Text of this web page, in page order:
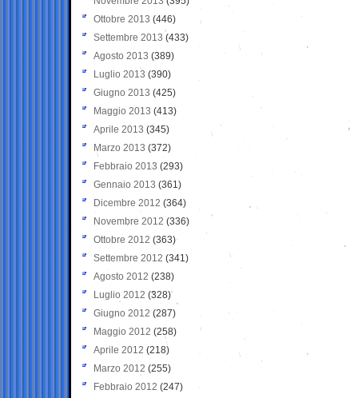
Ottobre 2013 (446)
Settembre 2013 (433)
Agosto 2013 (389)
Luglio 2013 (390)
Giugno 2013 (425)
Maggio 2013 (413)
Aprile 2013 (345)
Marzo 2013 (372)
Febbraio 2013 (293)
Gennaio 2013 (361)
Dicembre 2012 (364)
Novembre 2012 (336)
Ottobre 2012 (363)
Settembre 2012 (341)
Agosto 2012 (238)
Luglio 2012 (328)
Giugno 2012 (287)
Maggio 2012 (258)
Aprile 2012 (218)
Marzo 2012 (255)
Febbraio 2012 (247)